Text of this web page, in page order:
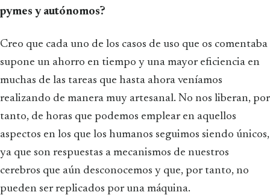
pymes y autónomos?
Creo que cada uno de los casos de uso que os comentaba
supone un ahorro en tiempo y una mayor eficiencia en
muchas de las tareas que hasta ahora veníamos
realizando de manera muy artesanal. No nos liberan, por
tanto, de horas que podemos emplear en aquellos
aspectos en los que los humanos seguimos siendo únicos,
ya que son respuestas a mecanismos de nuestros
cerebros que aún desconocemos y que, por tanto, no
pueden ser replicados por una máquina.